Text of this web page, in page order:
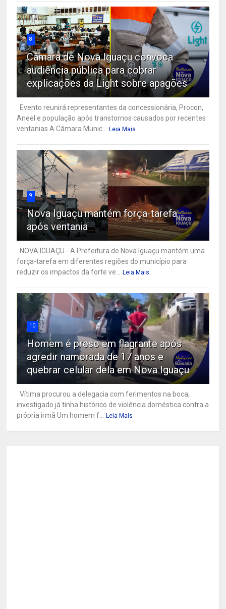
8
Câmara de Nova Iguaçu convoca
audiência pública para cobrar
explicações da Light sobre apagões
Evento reunirá representantes da concessionária, Procon,
Aneel e população após transtornos causados por recentes
ventanias A Câmara Munic...
Leia Mais
9
Nova Iguaçu mantém força-tarefa
após ventania
NOVA IGUAÇU - A Prefeitura de Nova Iguaçu mantém uma
força-tarefa em diferentes regiões do município para
reduzir os impactos da forte ve...
Leia Mais
10
Homem é preso em flagrante após
agredir namorada de 17 anos e
quebrar celular dela em Nova Iguaçu
Vítima procurou a delegacia com ferimentos na boca;
investigado já tinha histórico de violência doméstica contra a
própria irmã Um homem f...
Leia Mais